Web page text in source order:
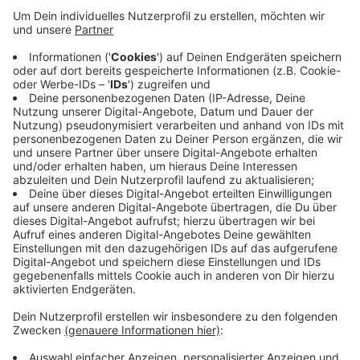
Veröffentlicht:Dienstag, 31.12.2019 07:24
Anzeige
Seit rund drei Wochen wird unter anderem die
Eurobahn-Werkstatt in Hamm bestreikt. Weil deshalb
die Wartung der Fahrzeuge stockt, sind kürzere Züge
als üblich auf den Strecken. Davon betroffen ist auch
immer wieder der Regionalexpress 13 über Viersen und
Nettetal.
Anzeige